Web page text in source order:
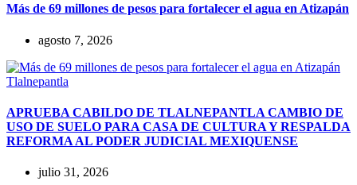
Más de 69 millones de pesos para fortalecer el agua en Atizapán
agosto 7, 2026
Tlalnepantla
APRUEBA CABILDO DE TLALNEPANTLA CAMBIO DE
USO DE SUELO PARA CASA DE CULTURA Y RESPALDA
REFORMA AL PODER JUDICIAL MEXIQUENSE
julio 31, 2026